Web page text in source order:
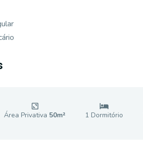
Área Privativa 50m² 1 Dormitório